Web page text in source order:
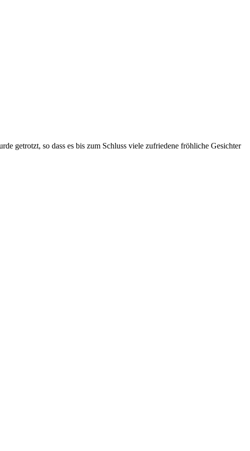
getrotzt, so dass es bis zum Schluss viele zufriedene fröhliche Gesichter